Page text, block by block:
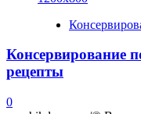
Консервирование
рецепты
0